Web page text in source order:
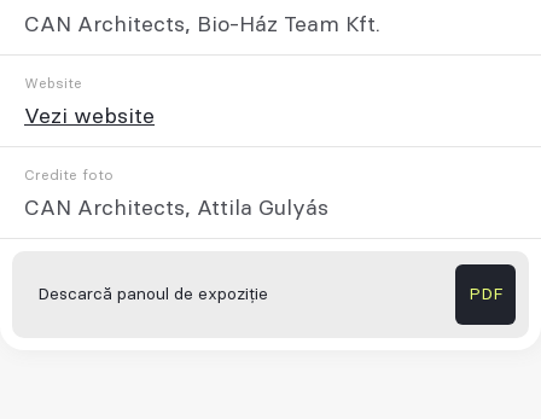
CAN Architects, Bio-Ház Team Kft.
Website
Vezi website
Credite foto
CAN Architects, Attila Gulyás
Descarcă panoul de expoziție PDF